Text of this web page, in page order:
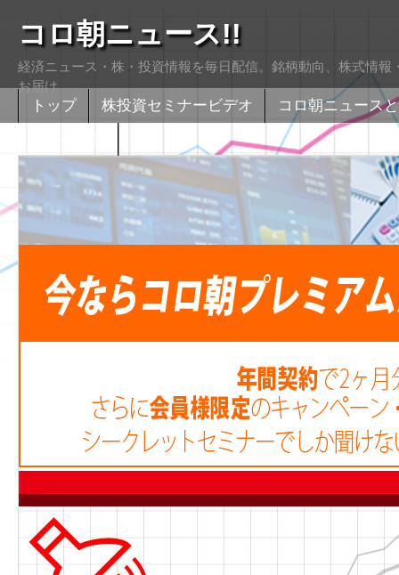
コロ朝ニュース!!
経済ニュース・株・投資情報を毎日配信。銘柄動向、株式情
お届け
トップ 株投資セミナービデオ
コロ朝ニュース